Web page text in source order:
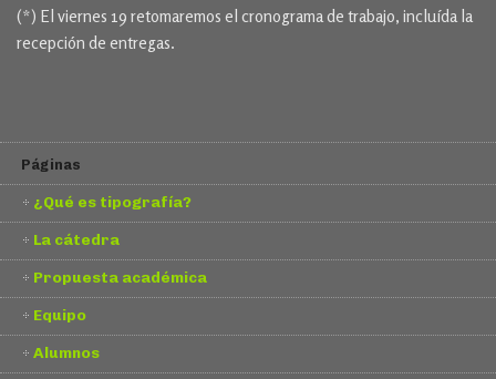
(*) El viernes 19 retomaremos el cronograma de trabajo, incluída la
recepción de entregas.
Páginas
¿Qué es tipografía?
La cátedra
Propuesta académica
Equipo
Alumnos